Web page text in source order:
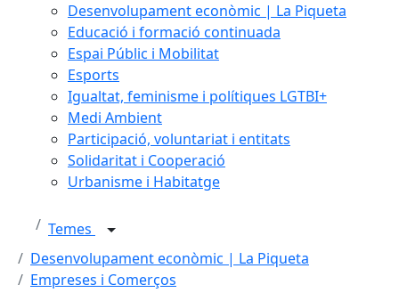
Desenvolupament econòmic | La Piqueta
Educació i formació continuada
Espai Públic i Mobilitat
Esports
Igualtat, feminisme i polítiques LGTBI+
Medi Ambient
Participació, voluntariat i entitats
Solidaritat i Cooperació
Urbanisme i Habitatge
Temes
Desenvolupament econòmic | La Piqueta
Empreses i Comerços